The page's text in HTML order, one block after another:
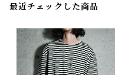
最近チェックした商品